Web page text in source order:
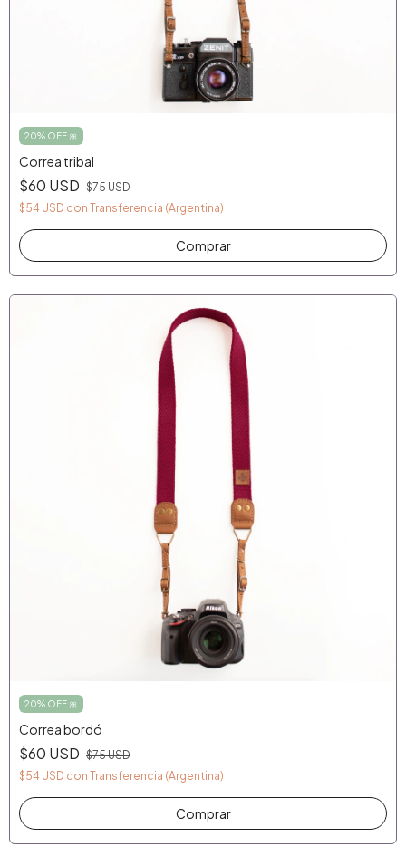
20% OFF 🎀
Correa tribal
$60 USD $75 USD
$54 USD con Transferencia (Argentina)
20% OFF 🎀
Correa bordó
$60 USD $75 USD
$54 USD con Transferencia (Argentina)